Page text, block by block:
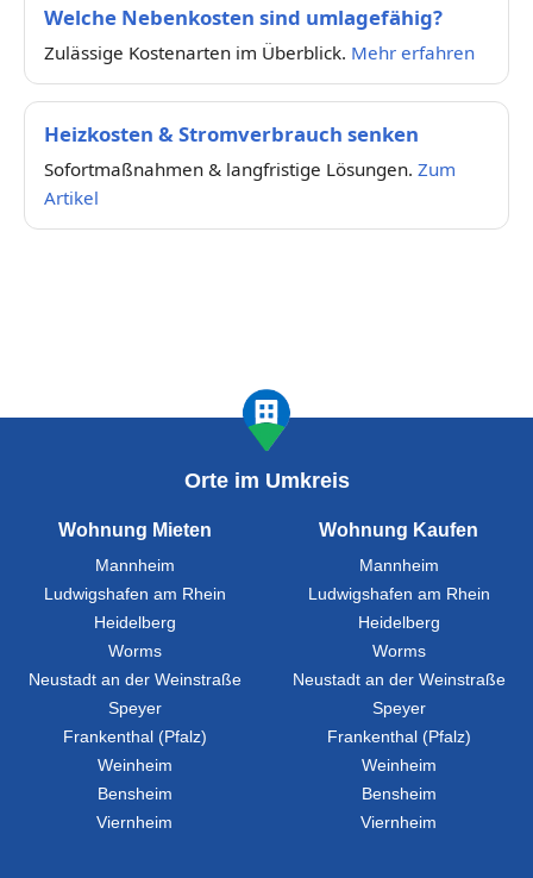
Welche Nebenkosten sind umlagefähig?
Zulässige Kostenarten im Überblick. Mehr erfahren
Heizkosten & Stromverbrauch senken
Sofortmaßnahmen & langfristige Lösungen. Zum
Artikel
Orte im Umkreis
Wohnung Mieten
Mannheim
Ludwigshafen am Rhein
Heidelberg
Worms
Neustadt an der Weinstraße
Speyer
Frankenthal (Pfalz)
Weinheim
Bensheim
Viernheim
Wohnung Kaufen
Mannheim
Ludwigshafen am Rhein
Heidelberg
Worms
Neustadt an der Weinstraße
Speyer
Frankenthal (Pfalz)
Weinheim
Bensheim
Viernheim